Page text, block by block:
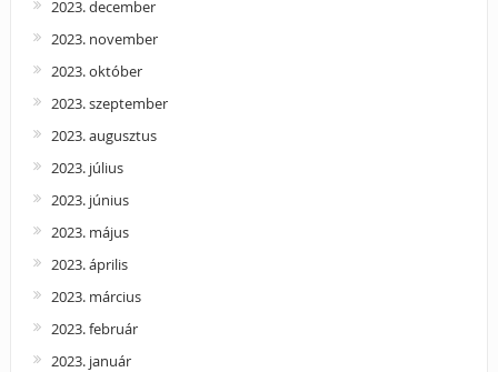
2023. december
2023. november
2023. október
2023. szeptember
2023. augusztus
2023. július
2023. június
2023. május
2023. április
2023. március
2023. február
2023. január